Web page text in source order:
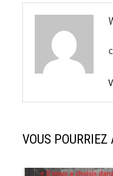
VOUS